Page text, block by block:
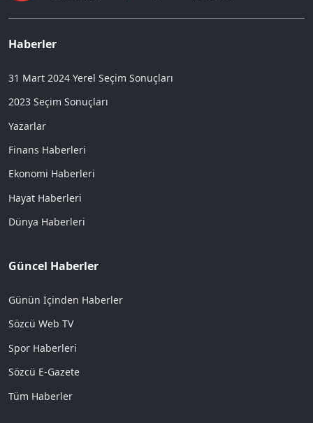
Haberler
31 Mart 2024 Yerel Seçim Sonuçları
2023 Seçim Sonuçları
Yazarlar
Finans Haberleri
Ekonomi Haberleri
Hayat Haberleri
Dünya Haberleri
Güncel Haberler
Günün İçinden Haberler
Sözcü Web TV
Spor Haberleri
Sözcü E-Gazete
Tüm Haberler